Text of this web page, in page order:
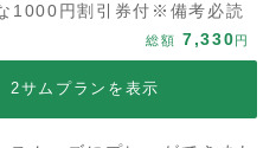
1000円割引券付※備考必読
総額 7,330円
2サムプランを表示